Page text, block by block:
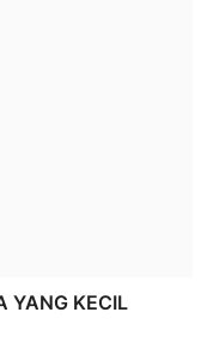
YANG KECIL